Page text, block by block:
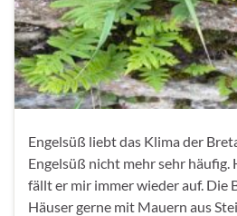
Engelsüß liebt das Klima der
Engelsüß nicht mehr sehr häufig.
fällt er mir immer wieder auf. Die
Häuser gerne mit Mauern aus